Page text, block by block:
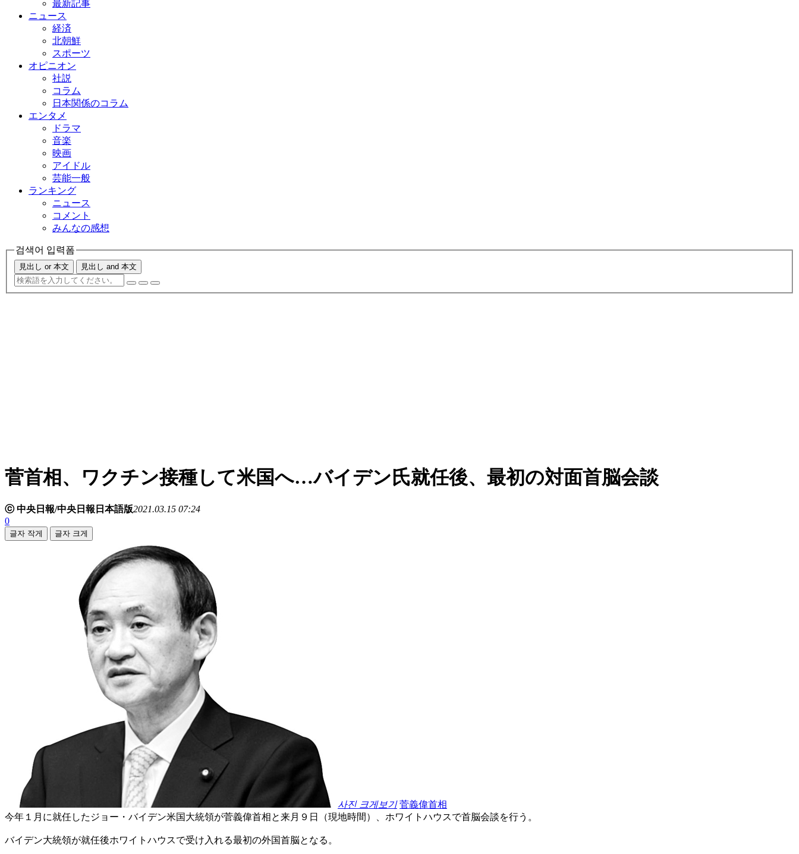
最新記事
ニュース
経済
北朝鮮
スポーツ
オピニオン
社説
コラム
日本関係のコラム
エンタメ
ドラマ
音楽
映画
アイドル
芸能一般
ランキング
ニュース
コメント
みんなの感想
검색어 입력폼
見出し or 本文 見出し and 本文
菅首相、ワクチン接種して米国へ…バイデン氏就任後、最初の対面首脳会談
ⓒ 中央日報/中央日報日本語版2021.03.15 07:24
0
글자 작게 글자 크게
사진 크게보기 菅義偉首相
今年１月に就任したジョー・バイデン米国大統領が菅義偉首相と来月９日（現地時間）、ホワイトハウスで首脳会談を行う。
バイデン大統領が就任後ホワイトハウスで受け入れる最初の外国首脳となる。